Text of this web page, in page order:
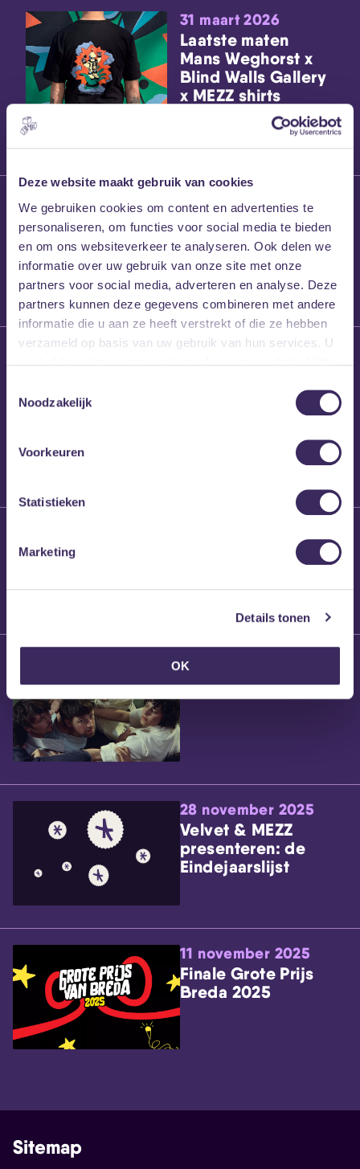
Deze website maakt gebruik van cookies
We gebruiken cookies om content en advertenties te
personaliseren, om functies voor social media te bieden
en om ons websiteverkeer te analyseren. Ook delen we
informatie over uw gebruik van onze site met onze
partners voor social media, adverteren en analyse. Deze
partners kunnen deze gegevens combineren met andere
informatie die u aan ze heeft verstrekt of die ze hebben
verzameld op basis van uw gebruik van hun services. U
Noodzakelijk
Voorkeuren
Statistieken
Marketing
Details tonen
OK
31 maart 2026
Laatste maten
Mans Weghorst x
Blind Walls Gallery
x MEZZ shirts
27 maart 2026
Willem’s Blog:
Frans Kalf
26 maart 2026
Brennt Vanneste
24 maart 2026
Willem’s Blog: Ão
28 november 2025
Velvet & MEZZ
presenteren: de
Eindejaarslijst
11 november 2025
Finale Grote Prijs
Breda 2025
Sitemap